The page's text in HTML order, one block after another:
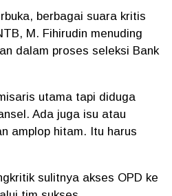
berbagai suara kritis
M. Fihirudin menuding
dalam proses seleksi Bank
utama tapi diduga
Ada juga isu atau
amplop hitam. Itu harus
sulitnya akses OPD ke